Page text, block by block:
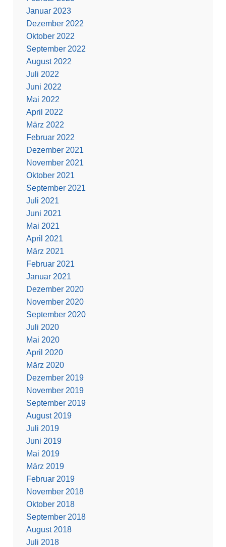
Januar 2023
Dezember 2022
Oktober 2022
September 2022
August 2022
Juli 2022
Juni 2022
Mai 2022
April 2022
März 2022
Februar 2022
Dezember 2021
November 2021
Oktober 2021
September 2021
Juli 2021
Juni 2021
Mai 2021
April 2021
März 2021
Februar 2021
Januar 2021
Dezember 2020
November 2020
September 2020
Juli 2020
Mai 2020
April 2020
März 2020
Dezember 2019
November 2019
September 2019
August 2019
Juli 2019
Juni 2019
Mai 2019
März 2019
Februar 2019
November 2018
Oktober 2018
September 2018
August 2018
Juli 2018